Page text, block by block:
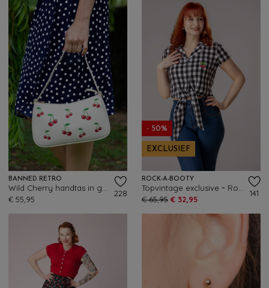
BANNED RETRO
€ 55,95
228
- 50%
EXCLUSIEF
ROCK-A-BOOTY
€ 65,95 € 32,95
141